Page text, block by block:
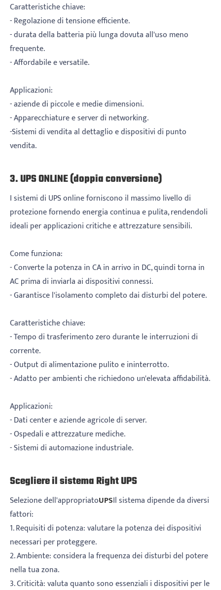
Caratteristiche chiave:
- Regolazione di tensione efficiente.
- durata della batteria più lunga dovuta all'uso meno
frequente.
- Affordabile e versatile.
Applicazioni:
- aziende di piccole e medie dimensioni.
- Apparecchiature e server di networking.
-Sistemi di vendita al dettaglio e dispositivi di punto
vendita.
3. UPS ONLINE (doppia conversione)
I sistemi di UPS online forniscono il massimo livello di
protezione fornendo energia continua e pulita, rendendoli
ideali per applicazioni critiche e attrezzature sensibili.
Come funziona:
- Converte la potenza in CA in arrivo in DC, quindi torna in
AC prima di inviarla ai dispositivi connessi.
- Garantisce l'isolamento completo dai disturbi del potere.
Caratteristiche chiave:
- Tempo di trasferimento zero durante le interruzioni di
corrente.
- Output di alimentazione pulito e ininterrotto.
- Adatto per ambienti che richiedono un'elevata affidabilità.
Applicazioni:
- Dati center e aziende agricole di server.
- Ospedali e attrezzature mediche.
- Sistemi di automazione industriale.
Scegliere il sistema Right UPS
Selezione dell'appropriatoUPSIl sistema dipende da diversi
fattori:
1. Requisiti di potenza: valutare la potenza dei dispositivi
necessari per proteggere.
2. Ambiente: considera la frequenza dei disturbi del potere
nella tua zona.
3. Criticità: valuta quanto sono essenziali i dispositivi per le